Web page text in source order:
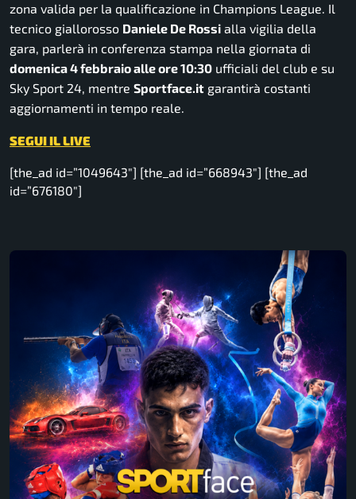
zona valida per la qualificazione in Champions League. Il
tecnico giallorosso Daniele De Rossi alla vigilia della
gara, parlerà in conferenza stampa nella giornata di
domenica 4 febbraio alle ore 10:30 ufficiali del club e su
Sky Sport 24, mentre Sportface.it garantirà costanti
aggiornamenti in tempo reale.
SEGUI IL LIVE
[the_ad id=”1049643″] [the_ad id=”668943″] [the_ad
id=”676180″]